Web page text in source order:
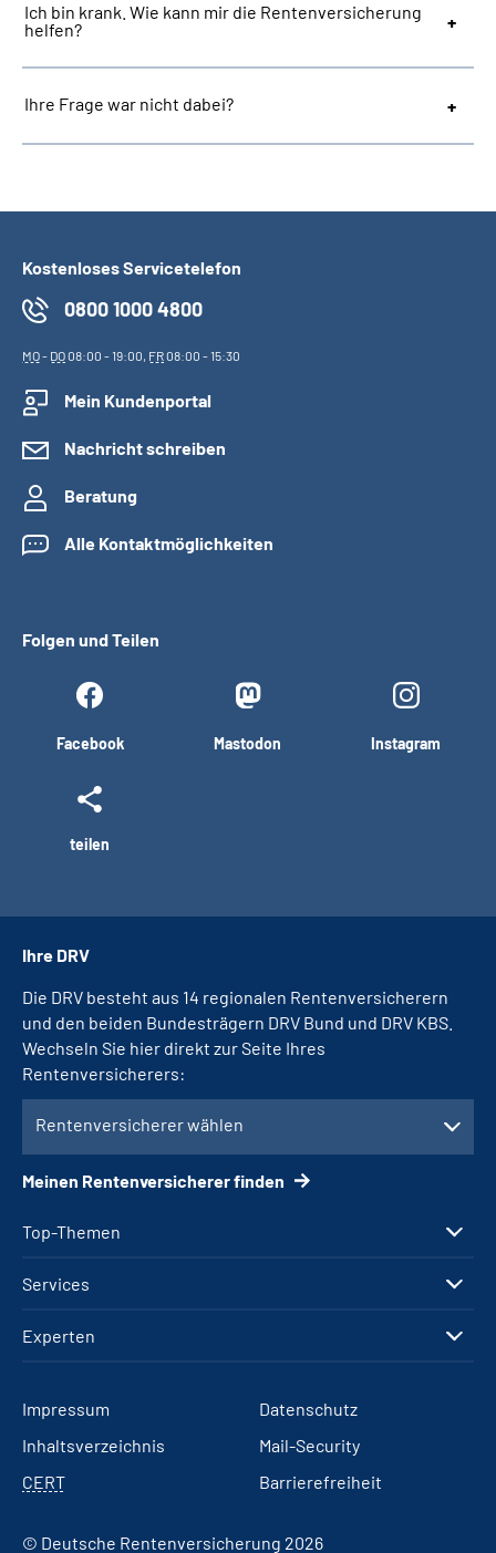
Ich bin krank. Wie kann mir die Rentenversicherung
helfen?
Ihre Frage war nicht dabei?
Kostenloses Servicetelefon
0800 1000 4800
MO- DO08:00 - 19:00, FR08:00 - 15:30
Mein Kundenportal
Nachricht schreiben
Beratung
Alle Kontaktmöglichkeiten
Folgen und Teilen
Facebook Mastodon Instagram
teilen
Top-Themen
Services
Experten
Ihre DRV
Die DRV besteht aus 14 regionalen Rentenversicherern
und den beiden Bundesträgern DRV Bund und DRV KBS.
Wechseln Sie hier direkt zur Seite Ihres
Rentenversicherers:
Rentenversicherer wählen
Meinen Rentenversicherer finden
Impressum
Datenschutz
Inhaltsverzeichnis
Mail-Security
CERT
Barrierefreiheit
© Deutsche Rentenversicherung 2026